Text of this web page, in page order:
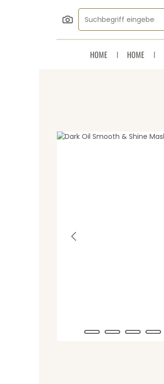
Zum Hauptinhalt springen
Zur Suche springen
Zur Hauptnavigation springen
HOME HOME
Bildergalerie überspringen